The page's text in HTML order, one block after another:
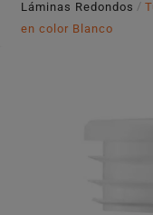
Láminas Redondos
en color Blanco